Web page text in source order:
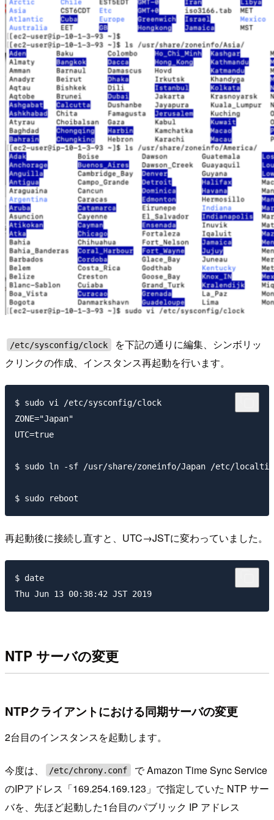
/etc/sysconfig/clock
を下記の通りに編集、シンボリッ
クリンクの作成、インスタンス再起動を行います。
$ sudo vi /etc/sysconfig/clock
ZONE="Japan"
UTC=true
$ sudo ln -sf /usr/share/zoneinfo/Japan /etc/
再起動後に接続し直すと、UTC→JSTに変わっていました。
$ date
NTP サーバの変更
NTPクライアントにおける同期サーバの変更
2台目のインスタンスを起動します。
今度は、 /etc/chrony.conf
で Amazon Time Sync Service
のIPアドレス「169.254.169.123」で指定していた NTP サー
バを、先ほど起動した1台目のパブリック IP アドレス